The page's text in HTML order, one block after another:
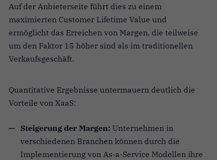
Auf der Anbieterseite führt dies zu einem
maximierten Customer Lifetime Value und
ermöglicht das Erreichen von Margen, die teilweise
um den Faktor 15 höher sind als im traditionellen
Verkaufsgeschäft.
Quantitative Ergebnisse untermauern deutlich die
Vorteile von XaaS:
Steigerung der Margen: Unternehmen in
verschiedenen Branchen können durch die
Implementierung von As-a-Service Modellen ihre